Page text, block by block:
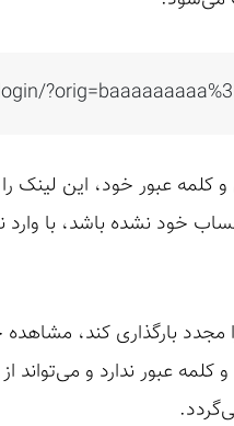
کلمه عبور خود، این لینک
خود نشده باشد، با وارد
بارگذاری کند،
کلمه عبور ندارد و می‌تواند